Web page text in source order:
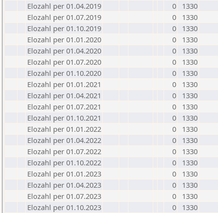
Elozahl per 01.04.2019
0
1330
Elozahl per 01.07.2019
0
1330
Elozahl per 01.10.2019
0
1330
Elozahl per 01.01.2020
0
1330
Elozahl per 01.04.2020
0
1330
Elozahl per 01.07.2020
0
1330
Elozahl per 01.10.2020
0
1330
Elozahl per 01.01.2021
0
1330
Elozahl per 01.04.2021
0
1330
Elozahl per 01.07.2021
0
1330
Elozahl per 01.10.2021
0
1330
Elozahl per 01.01.2022
0
1330
Elozahl per 01.04.2022
0
1330
Elozahl per 01.07.2022
0
1330
Elozahl per 01.10.2022
0
1330
Elozahl per 01.01.2023
0
1330
Elozahl per 01.04.2023
0
1330
Elozahl per 01.07.2023
0
1330
Elozahl per 01.10.2023
0
1330